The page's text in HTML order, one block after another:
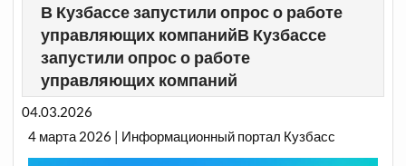
В Кузбассе запустили опрос о работе
управляющих компанийВ Кузбассе
запустили опрос о работе
управляющих компаний
04.03.2026
4 марта 2026 | Информационный портал Кузбасс